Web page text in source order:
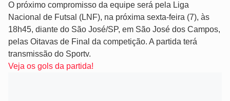
O próximo compromisso da equipe será pela Liga
Nacional de Futsal (LNF), na próxima sexta-feira (7), às
18h45, diante do São José/SP, em São José dos Campos,
pelas Oitavas de Final da competição. A partida terá
transmissão do Sportv.
Veja os gols da partida!